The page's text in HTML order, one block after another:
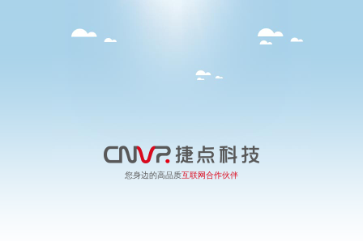
您身边的高品质互联网合作伙伴